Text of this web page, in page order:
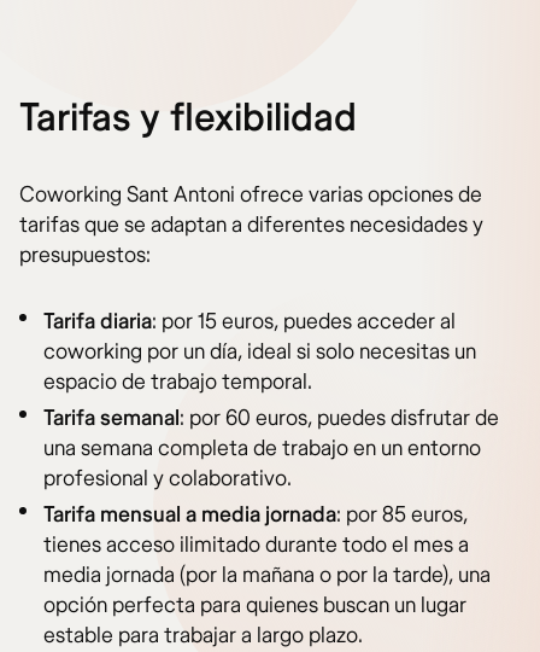
Tarifas y flexibilidad
Coworking Sant Antoni ofrece varias opciones de
tarifas que se adaptan a diferentes necesidades y
presupuestos:
Tarifa diaria: por 15 euros, puedes acceder al
coworking por un día, ideal si solo necesitas un
espacio de trabajo temporal.
Tarifa semanal: por 60 euros, puedes disfrutar de
una semana completa de trabajo en un entorno
profesional y colaborativo.
Tarifa mensual a media jornada: por 85 euros,
tienes acceso ilimitado durante todo el mes a
media jornada (por la mañana o por la tarde), una
opción perfecta para quienes buscan un lugar
estable para trabajar a largo plazo.